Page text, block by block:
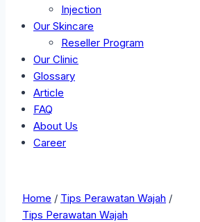
Injection
Our Skincare
Reseller Program
Our Clinic
Glossary
Article
FAQ
About Us
Career
Home / Tips Perawatan Wajah /
Tips Perawatan Wajah